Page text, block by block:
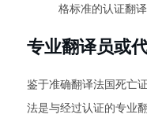
格标准的认证翻
专业翻译员或
鉴于准确翻译法国死亡
法是与经过认证的专业